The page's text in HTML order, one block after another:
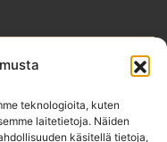
teknologioita, kuten
laitetietoja. Näiden
käsitellä tietoja,